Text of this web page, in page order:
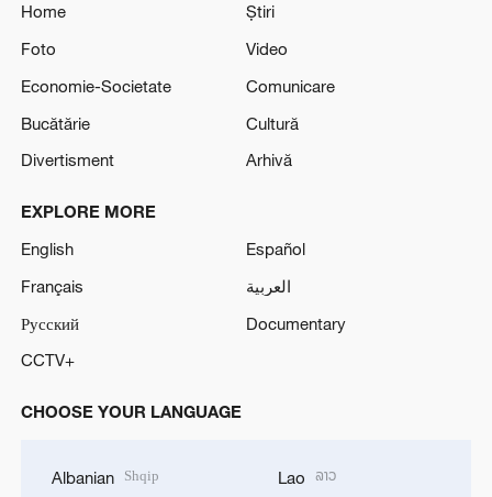
Home
Știri
Foto
Video
Economie-Societate
Comunicare
Bucătărie
Cultură
Divertisment
Arhivă
EXPLORE MORE
English
Español
Français
العربية
Русский
Documentary
CCTV+
CHOOSE YOUR LANGUAGE
Albanian Shqip Lao ລາວ